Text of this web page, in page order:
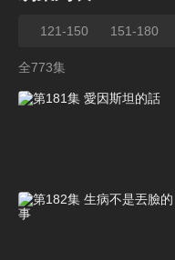
121-150 151-180
全773集